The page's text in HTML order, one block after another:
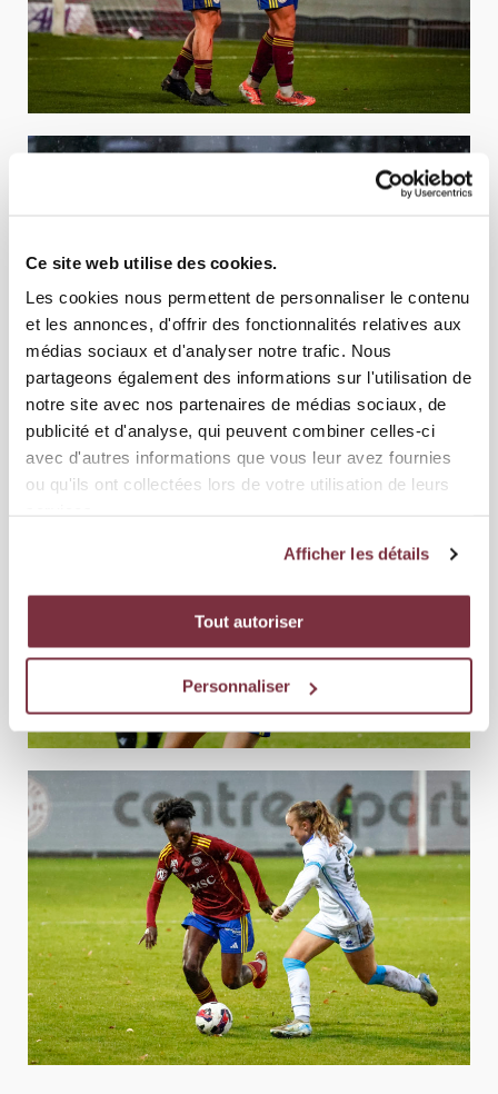
Ce site web utilise des cookies.
Les cookies nous permettent de personnaliser le contenu
et les annonces, d'offrir des fonctionnalités relatives aux
médias sociaux et d'analyser notre trafic. Nous
partageons également des informations sur l'utilisation de
notre site avec nos partenaires de médias sociaux, de
publicité et d'analyse, qui peuvent combiner celles-ci
avec d'autres informations que vous leur avez fournies
ou qu'ils ont collectées lors de votre utilisation de leurs
Afficher les détails
Tout autoriser
Personnaliser